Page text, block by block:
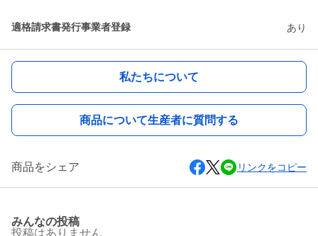
適格請求書発行事業者登録 あり
私たちについて
商品について生産者に質問する
商品をシェア リンクをコピー
みんなの投稿
投稿はありません